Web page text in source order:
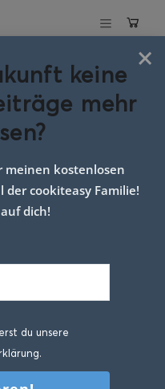
2024
eines langen
, das den Abend
×
keine
mehr
meinen kostenlosen
cookiteasy Familie!
dich!
du unsere